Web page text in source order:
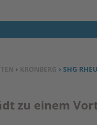
› KRONBERG › SHG
zu einem